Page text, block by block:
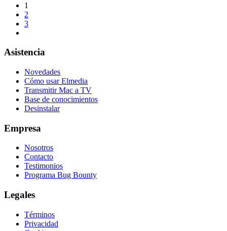
1
2
3
Asistencia
Novedades
Cómo usar Elmedia
Transmitir Mac a TV
Base de conocimientos
Desinstalar
Empresa
Nosotros
Contacto
Testimonios
Programa Bug Bounty
Legales
Términos
Privacidad